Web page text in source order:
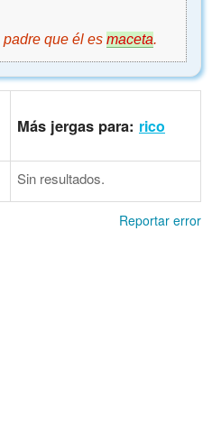
que él es maceta.
Más jergas para: rico
Sin resultados.
Reportar error